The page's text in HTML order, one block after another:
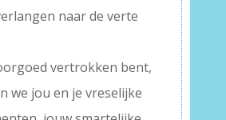
naar de verte
vertrokken bent,
we jou en je vreselijke